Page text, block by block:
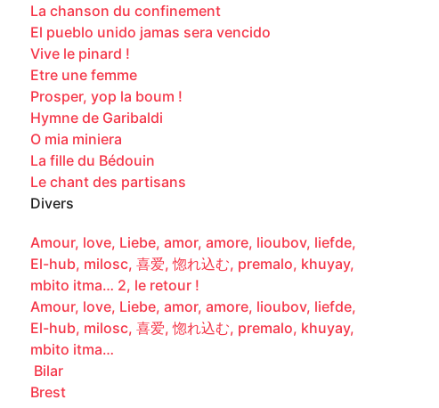
La chanson du confinement
El pueblo unido jamas sera vencido
Vive le pinard !
Etre une femme
Prosper, yop la boum !
Hymne de Garibaldi
O mia miniera
La fille du Bédouin
Le chant des partisans
Divers
Amour, love, Liebe, amor, amore, lioubov, liefde,
El-hub, milosc, 喜爱, 惚れ込む, premalo, khuyay,
mbito itma… 2, le retour !
Amour, love, Liebe, amor, amore, lioubov, liefde,
El-hub, milosc, 喜爱, 惚れ込む, premalo, khuyay,
mbito itma…
Bilar
Brest